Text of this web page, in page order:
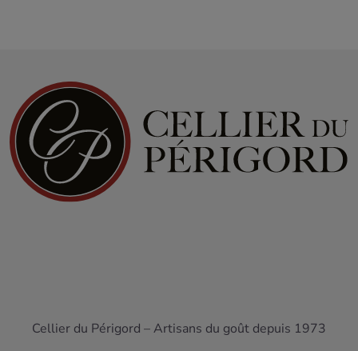
Cellier du Périgord – Artisans du goût depuis 1973